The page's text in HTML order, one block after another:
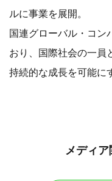
ルに事業を展開。
国連グローバル・コン
おり、国際社会の一員
持続的な成長を可能に
メディア